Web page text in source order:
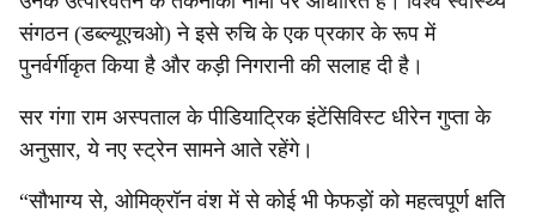
संगठन (डब्ल्यूएचओ) ने इसे रुचि के एक प्रकार के रूप में
पुनर्वर्गीकृत किया है और कड़ी निगरानी की सलाह दी है।
सर गंगा राम अस्पताल के पीडियाट्रिक इंटेंसिविस्ट धीरेन गुप्ता के
अनुसार, ये नए स्ट्रेन सामने आते रहेंगे।
“सौभाग्य से, ओमिक्रॉन वंश में से कोई भी फेफड़ों को महत्वपूर्ण क्षति